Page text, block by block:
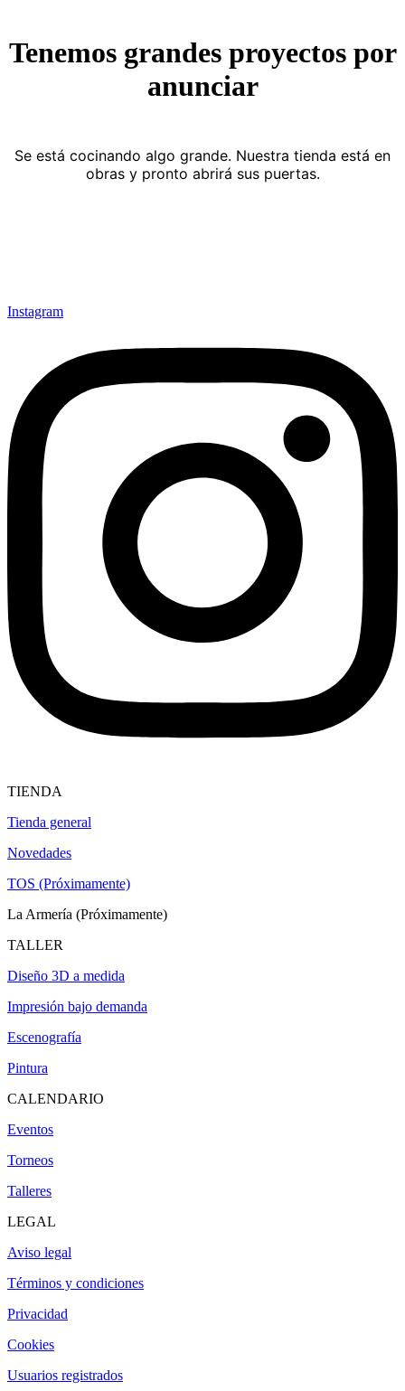
Tenemos grandes proyectos por
anunciar
Se está cocinando algo grande. Nuestra tienda está en
obras y pronto abrirá sus puertas.
Instagram
TIENDA
Tienda general
Novedades
TOS (Próximamente)
La Armería (Próximamente)
TALLER
Diseño 3D a medida
Impresión bajo demanda
Escenografía
Pintura
CALENDARIO
Eventos
Torneos
Talleres
LEGAL
Aviso legal
Términos y condiciones
Privacidad
Cookies
Usuarios registrados